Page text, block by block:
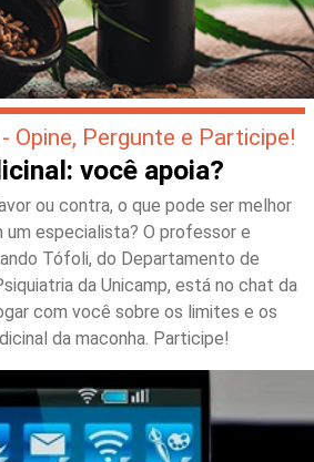
Opine, Pergunte e Participe!
você apoia?
ou contra, o que pode ser melhor
um especialista? O professor e
Tófoli, do Departamento de
da Unicamp, está no chat da
com você sobre os limites e os
da maconha. Participe!